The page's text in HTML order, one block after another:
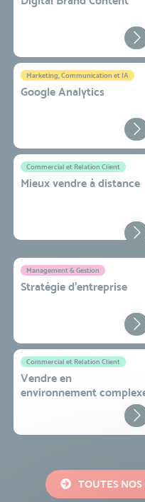
Marketing, Communication et IA
Google Analytics
Commercial et Relation Client
Mieux vendre à distance
Management & Gestion
Stratégie d’entreprise
Commercial et Relation Client
Vendre en
environnement
TOUTES NOS